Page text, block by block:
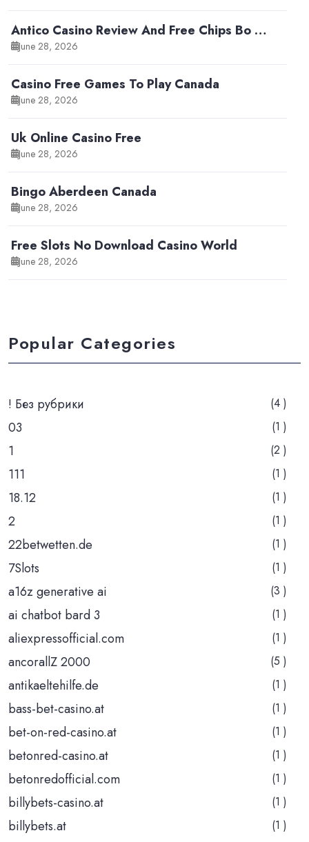
Antico Casino Review And Free Chips Bo …
June 28, 2026
Casino Free Games To Play Canada
June 28, 2026
Uk Online Casino Free
June 28, 2026
Bingo Aberdeen Canada
June 28, 2026
Free Slots No Download Casino World
June 28, 2026
Popular Categories
! Без рубрики (4 )
03 (1 )
1 (2 )
111 (1 )
18.12 (1 )
2 (1 )
22betwetten.de (1 )
7Slots (1 )
a16z generative ai (3 )
ai chatbot bard 3 (1 )
aliexpressofficial.com (1 )
ancorallZ 2000 (5 )
antikaeltehilfe.de (1 )
bass-bet-casino.at (1 )
bet-on-red-casino.at (1 )
betonred-casino.at (1 )
betonredofficial.com (1 )
billybets-casino.at (1 )
billybets.at (1 )